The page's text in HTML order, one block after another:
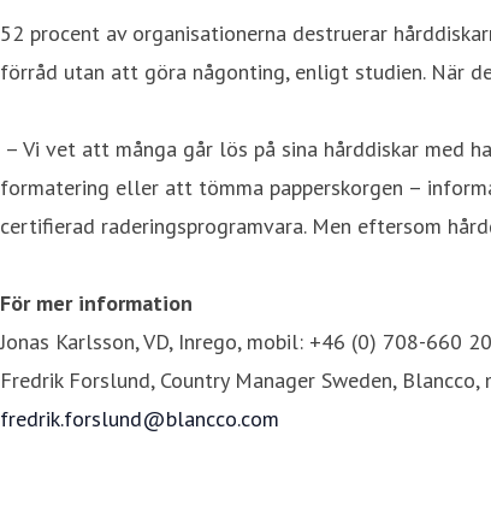
52 procent av organisationerna destruerar
förråd utan att göra någonting, enligt studien. När
– Vi vet att många går lös på sina hårddiskar med
formatering eller att tömma papperskorgen –
certifierad raderingsprogramvara. Men eftersom
För mer information
Jonas Karlsson, VD, Inrego, mobil: +46 (0) 708-660
Fredrik Forslund, Country Manager Sweden,
fredrik.forslund@blancco.com